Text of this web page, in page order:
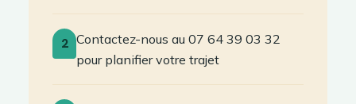
2 Contactez-nous au 07 64 39 03 32
pour planifier votre trajet